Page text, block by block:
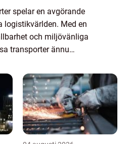
spelar en avgörande
logistikvärlden. Med en
och miljövänliga
transporter ännu